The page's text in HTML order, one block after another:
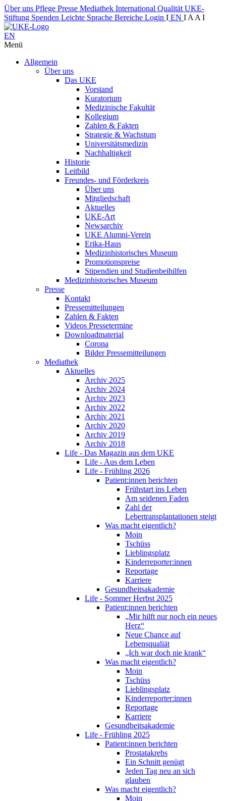
Über uns Pflege Presse Mediathek International Qualität UKE-
Stiftung Spenden Leichte Sprache Bereiche Login I EN I A A I
EN
Menü
Allgemein
Über uns
Das UKE
Vorstand
Kuratorium
Medizinische Fakultät
Kollegium
Zahlen & Fakten
Strategie & Wachstum
Universitätsmedizin
Nachhaltigkeit
Historie
Leitbild
Freundes- und Förderkreis
Über uns
Mitgliedschaft
Aktuelles
UKE-Art
Newsarchiv
UKE Alumni-Verein
Erika-Haus
Medizinhistorisches Museum
Promotionspreise
Stipendien und Studienbeihilfen
Medizinhistorisches Museum
Presse
Kontakt
Pressemitteilungen
Zahlen & Fakten
Videos Pressetermine
Downloadmaterial
Corona
Bilder Pressemitteilungen
Mediathek
Aktuelles
Archiv 2025
Archiv 2024
Archiv 2023
Archiv 2022
Archiv 2021
Archiv 2020
Archiv 2019
Archiv 2018
Life - Das Magazin aus dem UKE
Life - Aus dem Leben
Life - Frühling 2026
Patient:innen berichten
Frühstart ins Leben
Am seidenen Faden
Zahl der
Lebertransplantationen steigt
Was macht eigentlich?
Moin
Tschüss
Lieblingsplatz
Kinderreporter:innen
Reportage
Karriere
Gesundheitsakademie
Life - Sommer Herbst 2025
Patient:innen berichten
„Mir hilft nur noch ein neues
Herz“
Neue Chance auf
Lebensqualiät
„Ich war doch nie krank“
Was macht eigentlich?
Moin
Tschüss
Lieblingsplatz
Kinderreporter:innen
Reportage
Karriere
Gesundheitsakademie
Life - Frühling 2025
Patient:innen berichten
Prostatakrebs
Ein Schnitt genügt
Jeden Tag neu an sich
glauben
Was macht eigentlich?
Moin